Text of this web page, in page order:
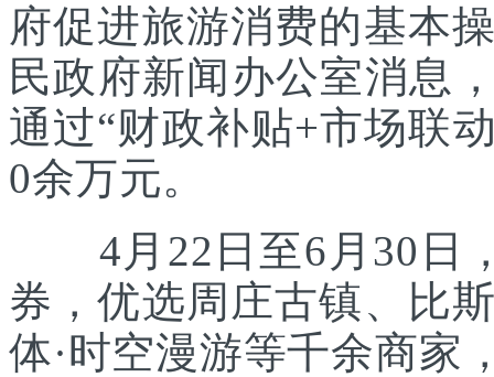
府促进旅游消费的基本
民政府新闻办公室消息
通过“财政补贴+市场联
0余万元。
4月22日至6月30日，
券，优选周庄古镇、比
体·时空漫游等千余商家